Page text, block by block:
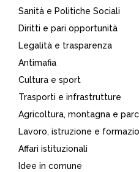
Sanità e Politiche Sociali
Diritti e pari opportunità
Legalità e trasparenza
Antimafia
Cultura e sport
Trasporti e infrastrutture
Agricoltura, montagna e
Lavoro, istruzione e
Affari istituzionali
Idee in comune